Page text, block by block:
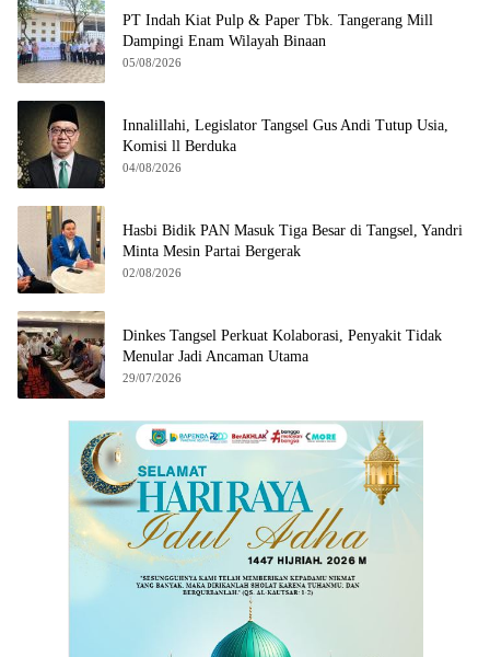
PT Indah Kiat Pulp & Paper Tbk. Tangerang Mill
Dampingi Enam Wilayah Binaan
05/08/2026
Innalillahi, Legislator Tangsel Gus Andi Tutup Usia,
Komisi ll Berduka
04/08/2026
Hasbi Bidik PAN Masuk Tiga Besar di Tangsel, Yandri
Minta Mesin Partai Bergerak
02/08/2026
Dinkes Tangsel Perkuat Kolaborasi, Penyakit Tidak
Menular Jadi Ancaman Utama
29/07/2026